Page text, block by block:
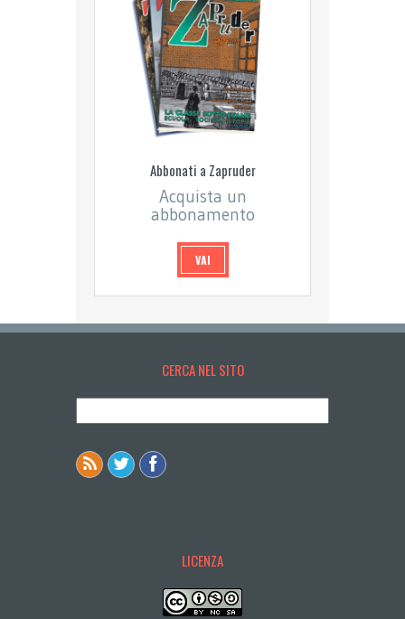
Abbonati a Zapruder
Acquista un
abbonamento
VAI
CERCA NEL SITO
LICENZA